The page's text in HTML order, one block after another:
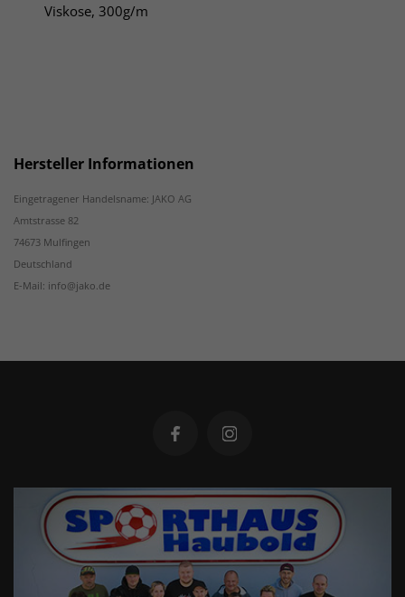
Viskose, 300g/m
Hersteller Informationen
Eingetragener Handelsname: JAKO AG
Amtstrasse 82
74673 Mulfingen
Deutschland
E-Mail: info@jako.de